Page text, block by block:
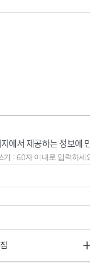
에서 제공하는 정보에
기 : 60자 이내로 입력하세